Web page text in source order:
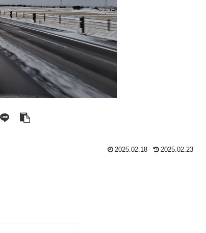
2025.02.18 2025.02.23